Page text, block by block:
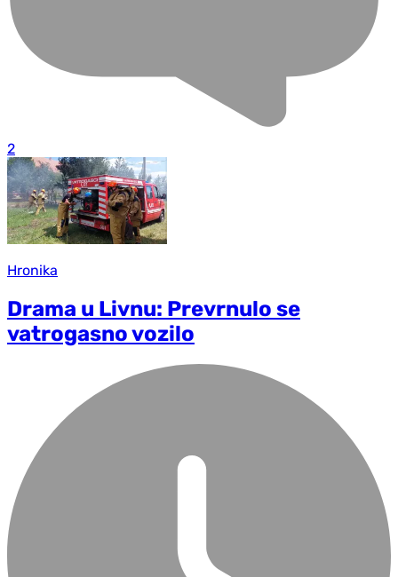
2
Hronika
Drama u Livnu: Prevrnulo se
vatrogasno vozilo